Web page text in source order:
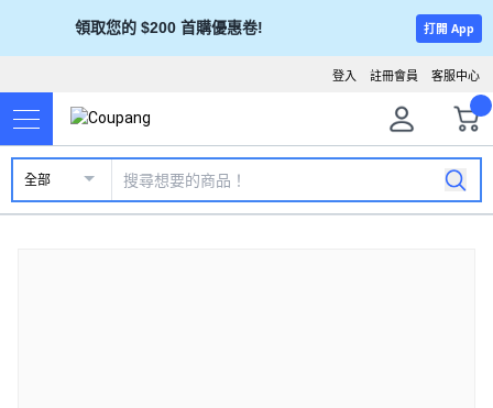
領取您的 $200 首購優惠卷! 打開 App
客服中心
註冊會員
登入
全部